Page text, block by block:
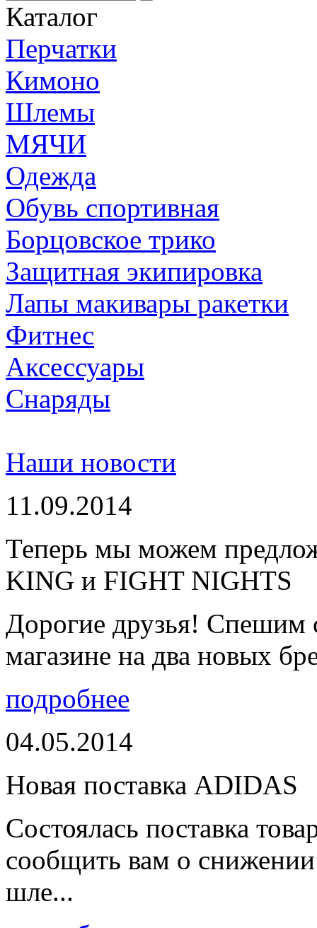
Каталог
Перчатки
Кимоно
Шлемы
МЯЧИ
Одежда
Обувь спортивная
Борцовское трико
Защитная экипировка
Лапы макивары ракетки
Фитнес
Аксессуары
Снаряды
Наши новости
11.09.2014
Теперь мы можем
KING и FIGHT NIGHTS
Дорогие друзья! Спешим
магазине на два новых
подробнее
04.05.2014
Новая поставка ADIDAS
Состоялась поставка
сообщить вам о
шле...